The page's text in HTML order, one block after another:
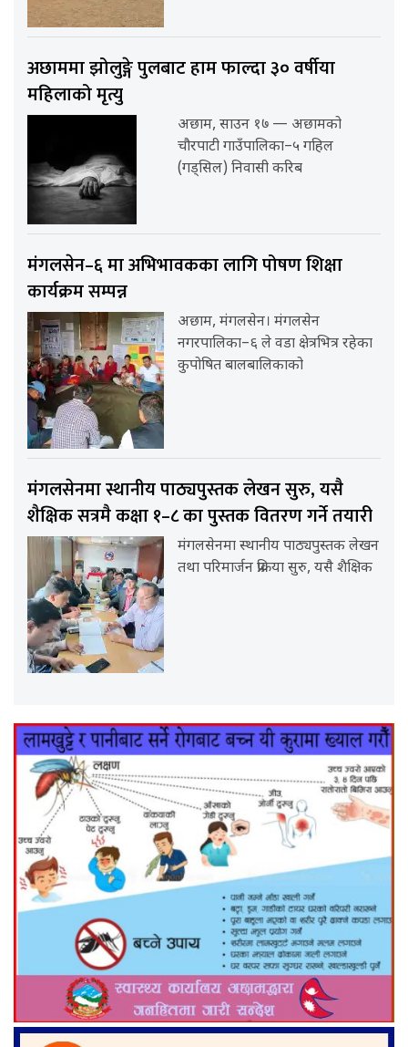
अछाममा झोलुङ्गे पुलबाट हाम फाल्दा ३० वर्षीया
महिलाको मृत्यु
अछाम, साउन १७ — अछामको
चौरपाटी गाउँपालिका–५ गहिल
(गड्सिल) निवासी करिब
मंगलसेन–६ मा अभिभावकका लागि पोषण शिक्षा
कार्यक्रम सम्पन्न
अछाम, मंगलसेन। मंगलसेन
नगरपालिका–६ ले वडा क्षेत्रभित्र रहेका
कुपोषित बालबालिकाको
मंगलसेनमा स्थानीय पाठ्यपुस्तक लेखन सुरु, यसै
शैक्षिक सत्रमै कक्षा १–८ का पुस्तक वितरण गर्ने तयारी
मंगलसेनमा स्थानीय पाठ्यपुस्तक लेखन
तथा परिमार्जन प्रक्रिया सुरु, यसै शैक्षिक